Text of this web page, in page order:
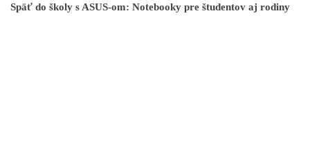
Späť do školy s ASUS-om: Notebooky pre študentov aj rodiny